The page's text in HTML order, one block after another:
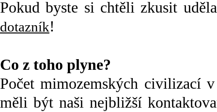
Pokud byste si chtěli zkusit
dotazník!
Co z toho plyne?
Počet mimozemských civilizací
měli být naši nejbližší